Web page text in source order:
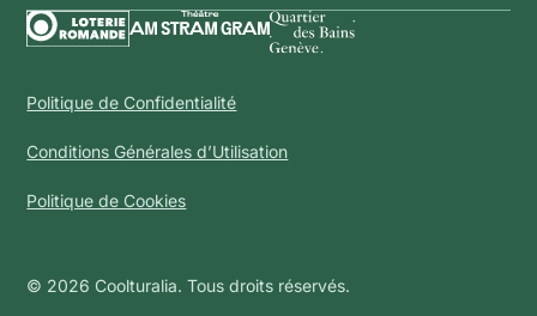
Politique de Confidentialité
Conditions Générales d’Utilisation
Politique de Cookies
© 2026 Coolturalia. Tous droits réservés.